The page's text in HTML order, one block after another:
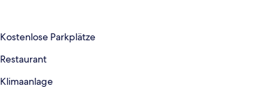
Kostenlose Parkplätze
Restaurant
Klimaanlage